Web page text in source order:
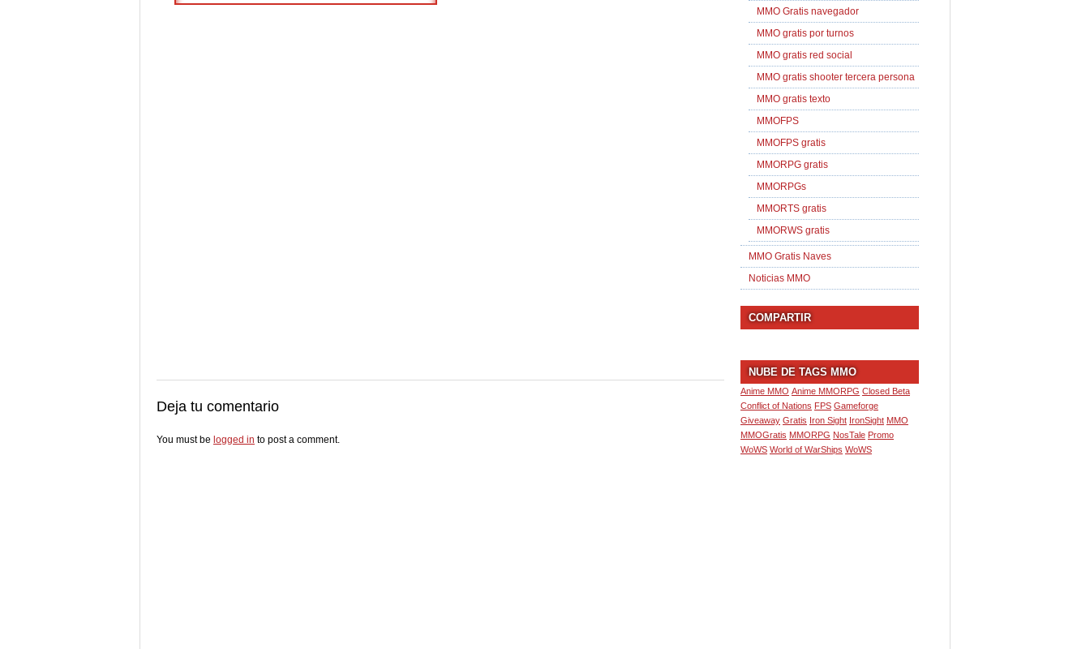
Deja tu comentario
You must be logged in to post a comment.
MMO Gratis navegador
MMO gratis por turnos
MMO gratis red social
MMO gratis shooter tercera persona
MMO gratis texto
MMOFPS
MMOFPS gratis
MMORPG gratis
MMORPGs
MMORTS gratis
MMORWS gratis
MMO Gratis Naves
Noticias MMO
COMPARTIR
NUBE DE TAGS MMO
Anime MMO Anime MMORPG Closed Beta
Conflict of Nations FPS Gameforge
Giveaway Gratis Iron Sight IronSight MMO
MMOGratis MMORPG NosTale Promo
WoWS World of WarShips WoWS